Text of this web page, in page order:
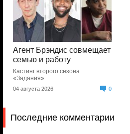
Агент Брэндис совмещает
семью и работу
Кастинг второго сезона
«Задания»
04 августа 2026 0
Последние комментарии